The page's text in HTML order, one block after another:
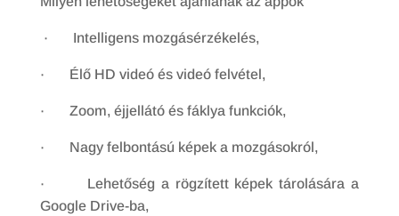
· Intelligens mozgásérzékelés,
· Élő HD videó és videó felvétel,
· Zoom, éjjellátó és fáklya funkciók,
· Nagy felbontású képek a mozgásokról,
· Lehetőség a rögzített képek tárolására a
Google Drive-ba,